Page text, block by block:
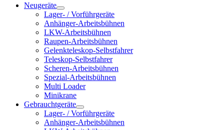
Neugeräte
Lager- / Vorführgeräte
Anhänger-Arbeitsbühnen
LKW-Arbeitsbühnen
Raupen-Arbeitsbühnen
Gelenkteleskop-Selbstfahrer
Teleskop-Selbstfahrer
Scheren-Arbeitsbühnen
Spezial-Arbeitsbühnen
Multi Loader
Minikrane
Gebrauchtgeräte
Lager- / Vorführgeräte
Anhänger-Arbeitsbühnen